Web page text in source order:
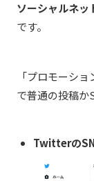
ソーシャルネッ
です。
「プロモーシ
で普通の投稿か
Twitterの